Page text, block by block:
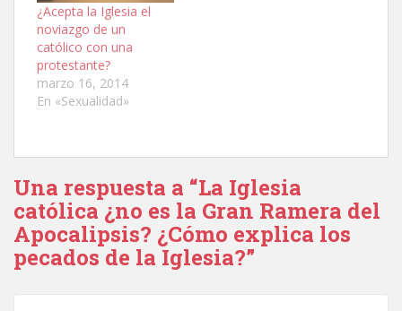
¿Acepta la Iglesia el
noviazgo de un
católico con una
protestante?
marzo 16, 2014
En «Sexualidad»
Una respuesta a “La Iglesia
católica ¿no es la Gran Ramera del
Apocalipsis? ¿Cómo explica los
pecados de la Iglesia?”